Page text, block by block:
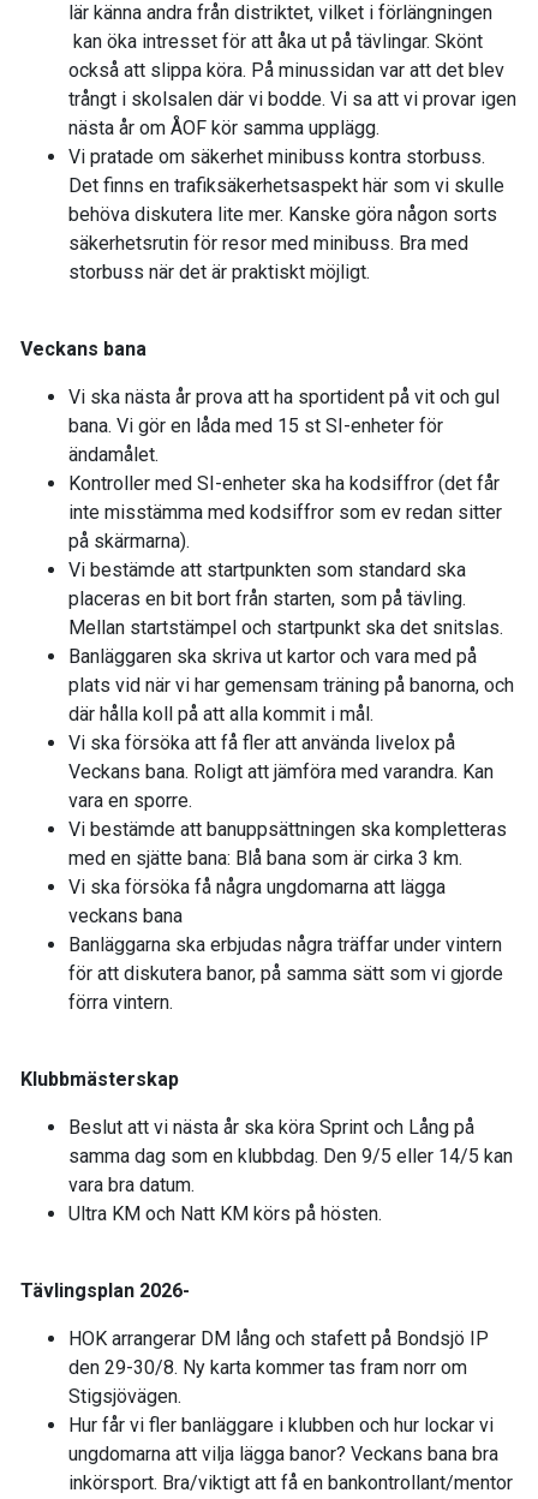
lär känna andra från distriktet, vilket i förlängningen
kan öka intresset för att åka ut på tävlingar. Skönt
också att slippa köra. På minussidan var att det blev
trångt i skolsalen där vi bodde. Vi sa att vi provar igen
nästa år om ÅOF kör samma upplägg.
Vi pratade om säkerhet minibuss kontra storbuss.
Det finns en trafiksäkerhetsaspekt här som vi skulle
behöva diskutera lite mer. Kanske göra någon sorts
säkerhetsrutin för resor med minibuss. Bra med
storbuss när det är praktiskt möjligt.
Veckans bana
Vi ska nästa år prova att ha sportident på vit och gul
bana. Vi gör en låda med 15 st SI-enheter för
ändamålet.
Kontroller med SI-enheter ska ha kodsiffror (det får
inte misstämma med kodsiffror som ev redan sitter
på skärmarna).
Vi bestämde att startpunkten som standard ska
placeras en bit bort från starten, som på tävling.
Mellan startstämpel och startpunkt ska det snitslas.
Banläggaren ska skriva ut kartor och vara med på
plats vid när vi har gemensam träning på banorna, och
där hålla koll på att alla kommit i mål.
Vi ska försöka att få fler att använda livelox på
Veckans bana. Roligt att jämföra med varandra. Kan
vara en sporre.
Vi bestämde att banuppsättningen ska kompletteras
med en sjätte bana: Blå bana som är cirka 3 km.
Vi ska försöka få några ungdomarna att lägga
veckans bana
Banläggarna ska erbjudas några träffar under vintern
för att diskutera banor, på samma sätt som vi gjorde
förra vintern.
Klubbmästerskap
Beslut att vi nästa år ska köra Sprint och Lång på
samma dag som en klubbdag. Den 9/5 eller 14/5 kan
vara bra datum.
Ultra KM och Natt KM körs på hösten.
Tävlingsplan 2026-
HOK arrangerar DM lång och stafett på Bondsjö IP
den 29-30/8. Ny karta kommer tas fram norr om
Stigsjövägen.
Hur får vi fler banläggare i klubben och hur lockar vi
ungdomarna att vilja lägga banor? Veckans bana bra
inkörsport. Bra/viktigt att få en bankontrollant/mentor